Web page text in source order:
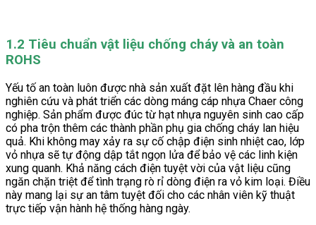
1.2 Tiêu chuẩn vật liệu chống cháy và an toàn
ROHS
Yếu tố an toàn luôn được nhà sản xuất đặt lên hàng đầu khi
nghiên cứu và phát triển các dòng máng cáp nhựa Chaer công
nghiệp. Sản phẩm được đúc từ hạt nhựa nguyên sinh cao cấp
có pha trộn thêm các thành phần phụ gia chống cháy lan hiệu
quả. Khi không may xảy ra sự cố chập điện sinh nhiệt cao, lớp
vỏ nhựa sẽ tự động dập tắt ngọn lửa để bảo vệ các linh kiện
xung quanh. Khả năng cách điện tuyệt vời của vật liệu cũng
ngăn chặn triệt để tình trạng rò rỉ dòng điện ra vỏ kim loại. Điều
này mang lại sự an tâm tuyệt đối cho các nhân viên kỹ thuật
trực tiếp vận hành hệ thống hàng ngày.